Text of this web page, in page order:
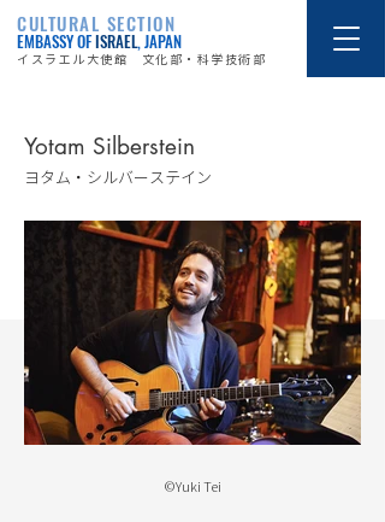
CULTURAL SECTION
EMBASSY OFISRAEL, JAPAN
イスラエル大使館 文化部・科学技術部
Yotam Silberstein
ヨタム・シルバーステイン
©Yuki Tei